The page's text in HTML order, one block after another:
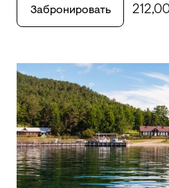
Забронировать